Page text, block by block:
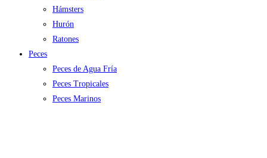
Hámsters
Hurón
Ratones
Peces
Peces de Agua Fría
Peces Tropicales
Peces Marinos